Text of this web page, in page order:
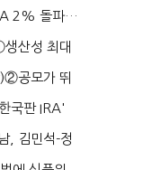
2% 돌파…
산성 최대
공모가 뛰
국판 IRA'
, 김민석-정